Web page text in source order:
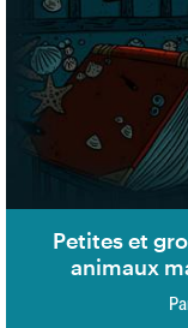
Petites et
animaux